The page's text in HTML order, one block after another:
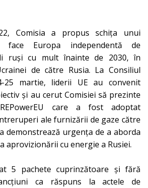
Comisia a propusschița unui
Europa independentă de
ruși cu mult înainte de 2030, în
de către Rusia. La Consiliul
25 martie, liderii UE au convenit
și au cerut Comisiei să prezinte
care a fost adoptat
ale furnizării de gaze către
demonstrează urgența de a aborda
aprovizionării cu energie a Rusiei.
5 pachete cuprinzătoare și fără
ca răspuns la actele de